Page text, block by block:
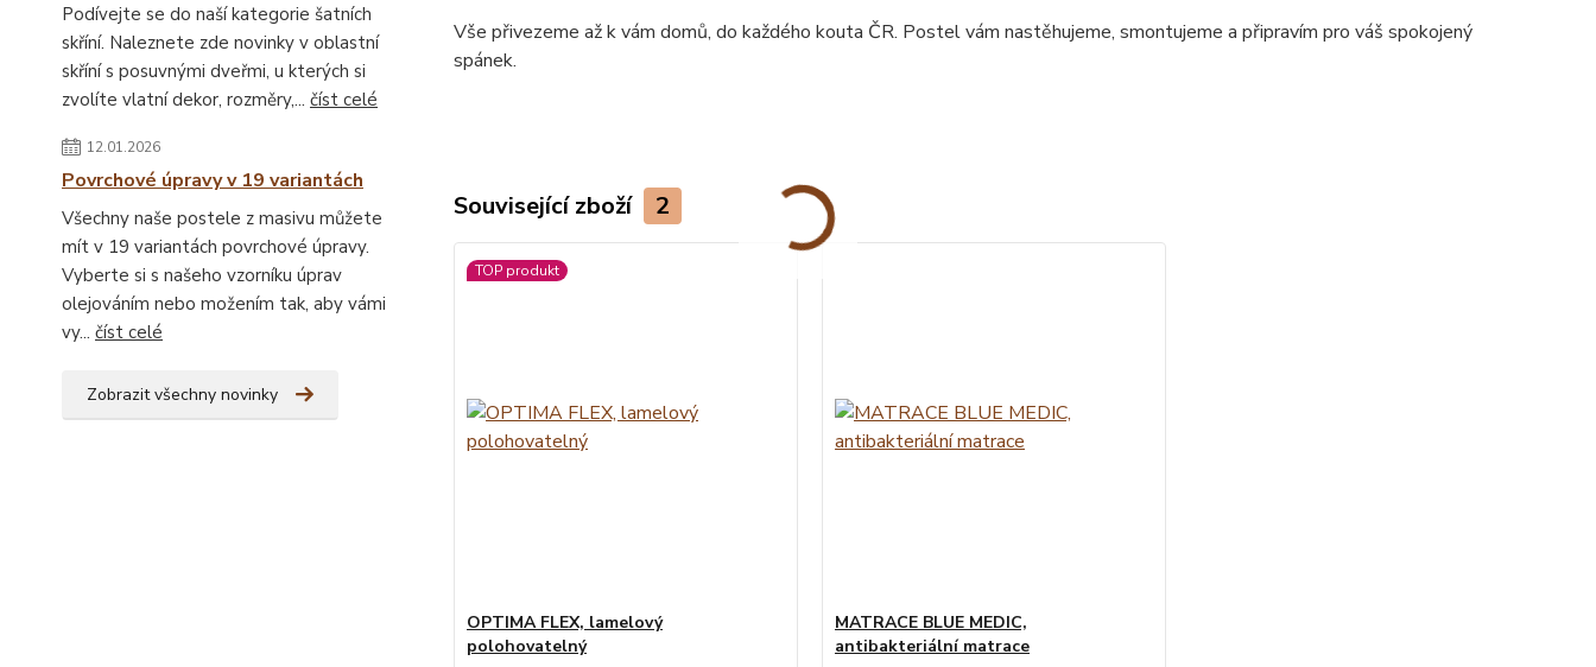
Podívejte se do naší kategorie šatních
skříní. Naleznete zde novinky v oblastní
skříní s posuvnými dveřmi, u kterých si
zvolíte vlatní dekor, rozměry,... číst celé
12.01.2026
Povrchové úpravy v 19 variantách
Všechny naše postele z masivu můžete
mít v 19 variantách povrchové úpravy.
Vyberte si s našeho vzorníku úprav
olejováním nebo možením tak, aby vámi
vy... číst celé
Zobrazit všechny novinky
Vše přivezeme až k vám domů, do každého kouta ČR. Postel vám nastěhujeme, smontujeme a připravím pro váš spokojený
spánek.
Související zboží 2
TOP produkt
OPTIMA FLEX, lamelový
polohovatelný
MATRACE BLUE MEDIC,
antibakteriální matrace